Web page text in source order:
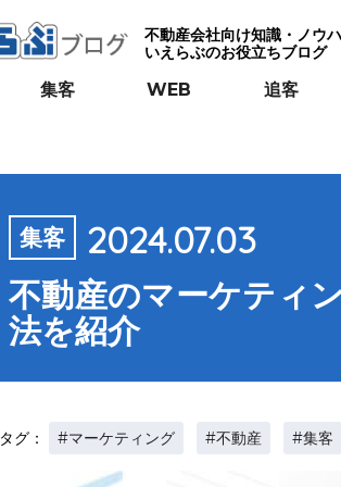
不動産会社向け知識・ノウ
いえらぶのお役立ちブログ
集客 WEB 追客
集客 2024.07.03
不動産のマーケティ
法を紹介
タグ： #マーケティング #不動産 #集客